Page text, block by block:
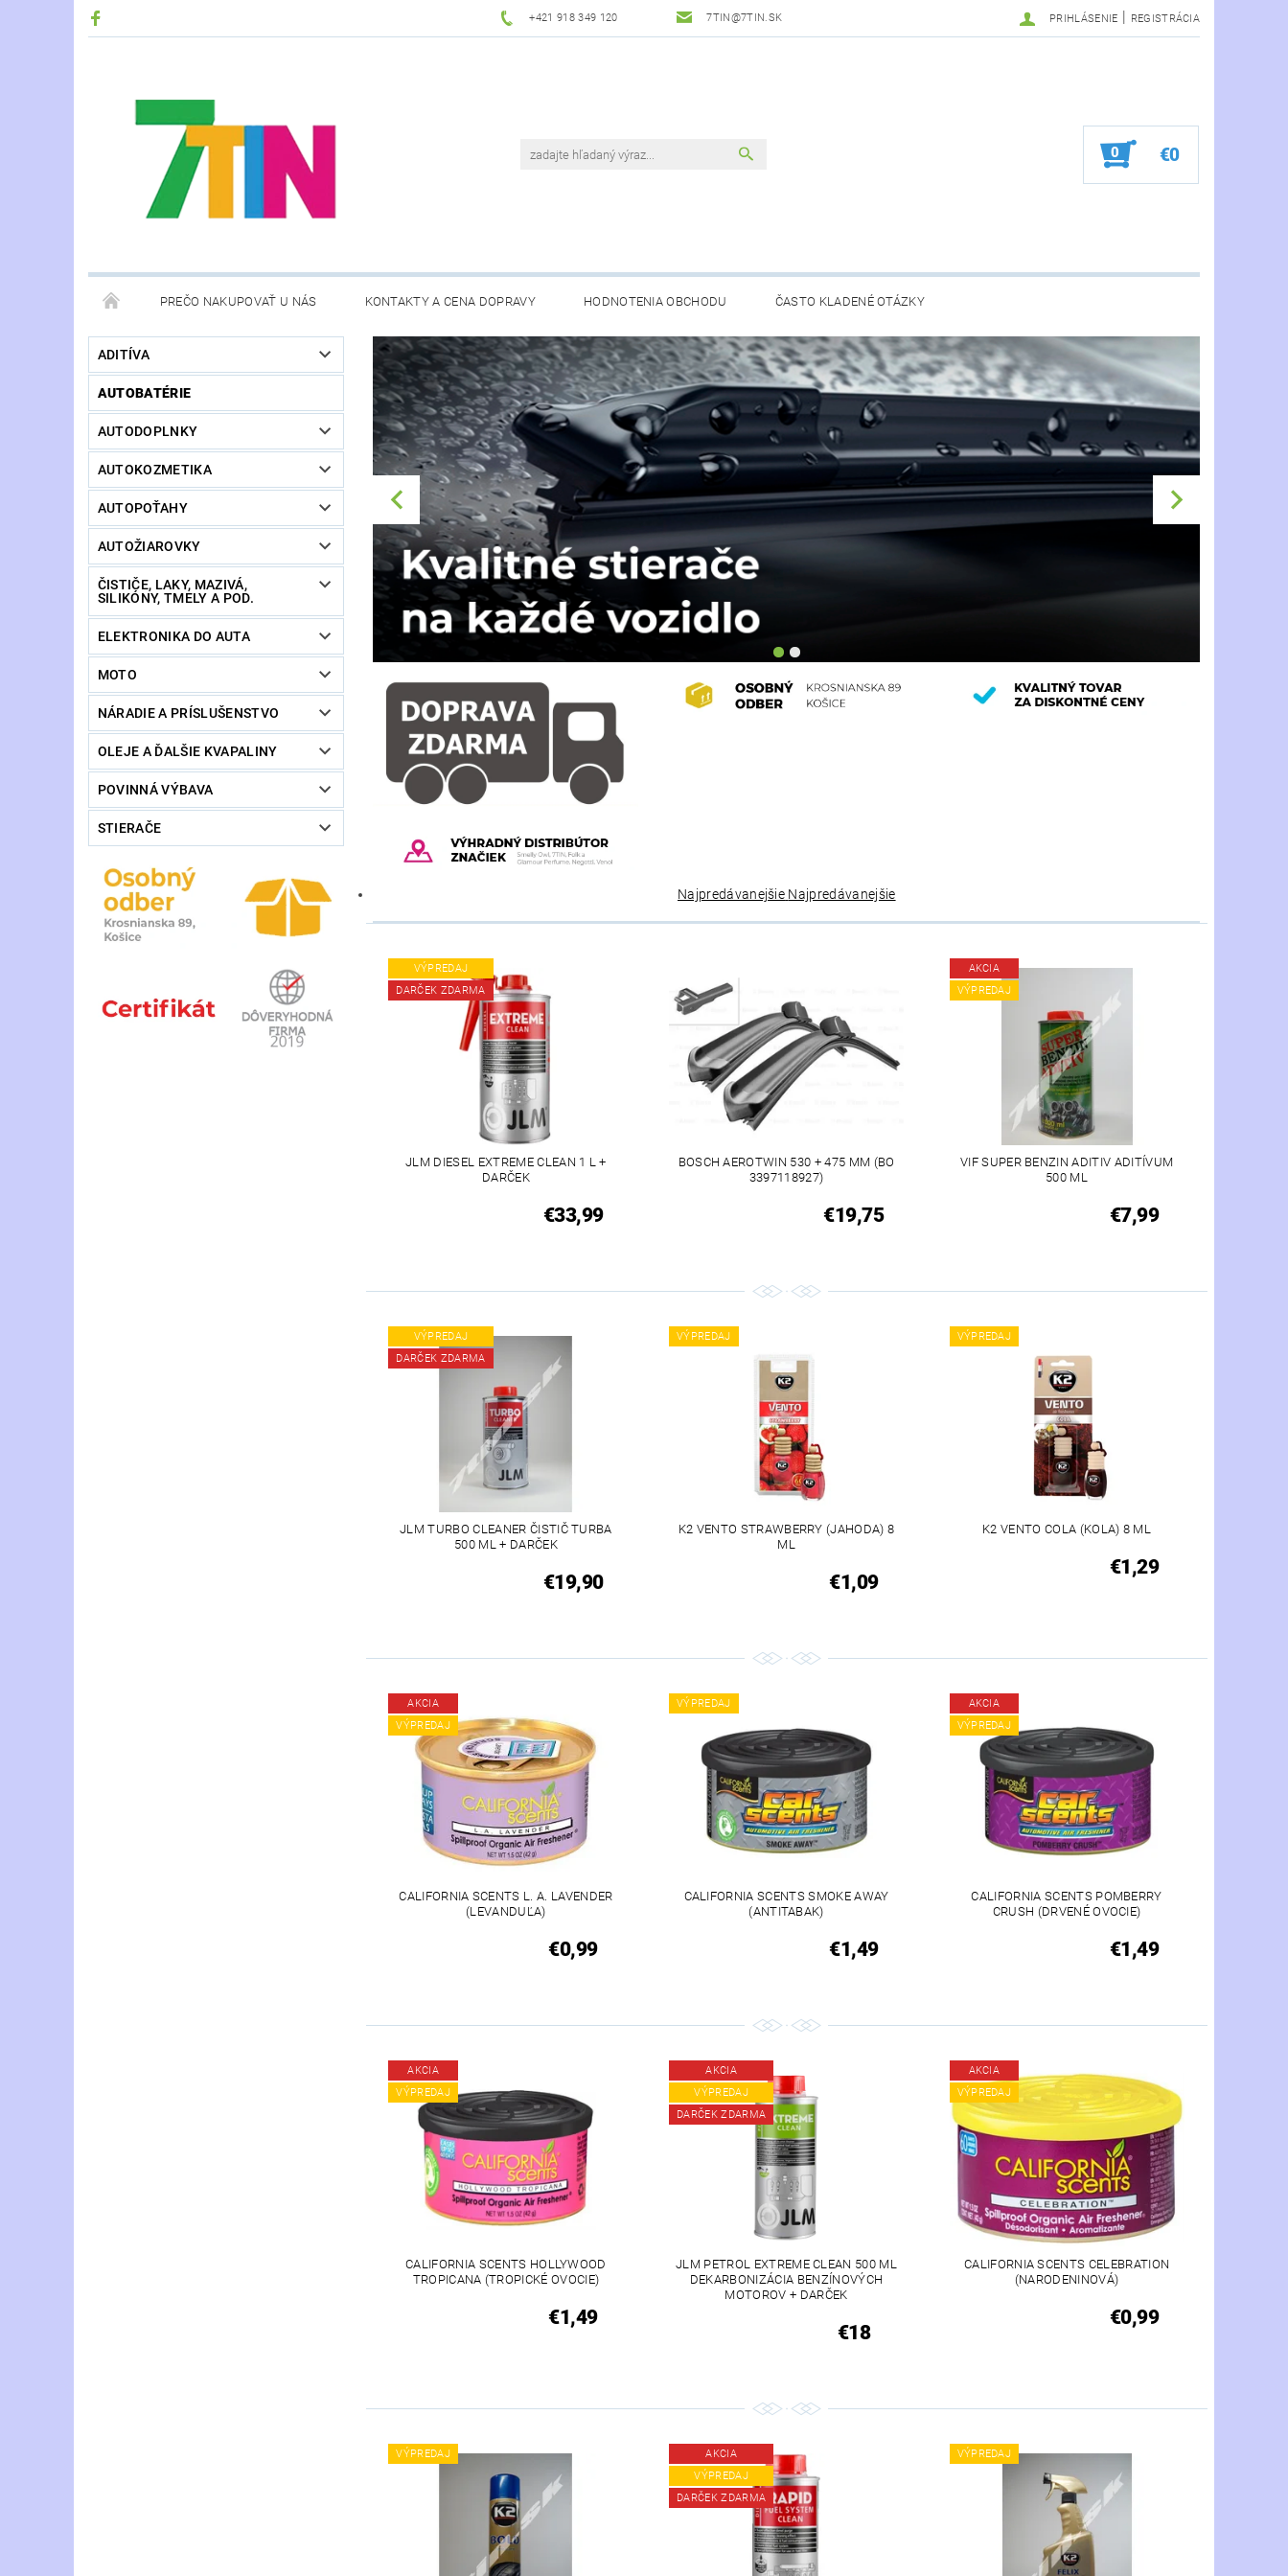
+421 918 349 120 7TIN@7TIN.SK PRIHLÁSENIE | REGISTRÁCIA
0 €0
PREČO NAKUPOVAŤ U NÁS KONTAKTY A CENA DOPRAVY HODNOTENIA OBCHODU ČASTO KLADENÉ OTÁZKY
ADITÍVA
AUTOBATÉRIE
AUTODOPLNKY
AUTOKOZMETIKA
AUTOPOŤAHY
AUTOŽIAROVKY
ČISTIČE, LAKY, MAZIVÁ,
SILIKÓNY, TMELY A POD.
ELEKTRONIKA DO AUTA
MOTO
NÁRADIE A PRÍSLUŠENSTVO
OLEJE A ĎALŠIE KVAPALINY
POVINNÁ VÝBAVA
STIERAČE
Najpredávanejšie Najpredávanejšie
VÝPREDAJ
DARČEK ZDARMA
JLM DIESEL EXTREME CLEAN 1 L +
DARČEK
€33,99
BOSCH AEROTWIN 530 + 475 MM (BO
3397118927)
€19,75
AKCIA
VÝPREDAJ
VIF SUPER BENZIN ADITIV ADITÍVUM
500 ML
€7,99
VÝPREDAJ
DARČEK ZDARMA
JLM TURBO CLEANER ČISTIČ TURBA
500 ML + DARČEK
€19,90
VÝPREDAJ
K2 VENTO STRAWBERRY (JAHODA) 8
ML
€1,09
VÝPREDAJ
K2 VENTO COLA (KOLA) 8 ML
€1,29
AKCIA
VÝPREDAJ
CALIFORNIA SCENTS L. A. LAVENDER
(LEVANDUĽA)
€0,99
VÝPREDAJ
CALIFORNIA SCENTS SMOKE AWAY
(ANTITABAK)
€1,49
AKCIA
VÝPREDAJ
CALIFORNIA SCENTS POMBERRY
CRUSH (DRVENÉ OVOCIE)
€1,49
AKCIA
VÝPREDAJ
CALIFORNIA SCENTS HOLLYWOOD
TROPICANA (TROPICKÉ OVOCIE)
€1,49
AKCIA
VÝPREDAJ
DARČEK ZDARMA
JLM PETROL EXTREME CLEAN 500 ML
DEKARBONIZÁCIA BENZÍNOVÝCH
MOTOROV + DARČEK
€18
AKCIA
VÝPREDAJ
CALIFORNIA SCENTS CELEBRATION
(NARODENINOVÁ)
€0,99
VÝPREDAJ
AKCIA
VÝPREDAJ
DARČEK ZDARMA
VÝPREDAJ